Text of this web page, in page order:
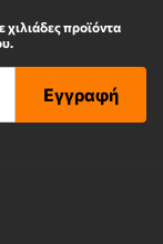
χιλιάδες προϊόντα